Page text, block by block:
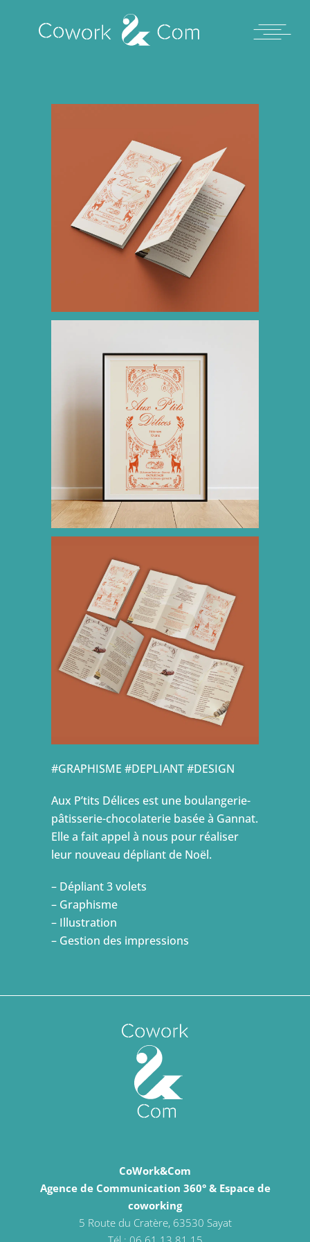
#GRAPHISME #DEPLIANT #DESIGN
Aux P’tits Délices est une boulangerie-
pâtisserie-chocolaterie basée à Gannat.
Elle a fait appel à nous pour réaliser
leur nouveau dépliant de Noël.
– Dépliant 3 volets
– Graphisme
– Illustration
– Gestion des impressions
CoWork&Com
Agence de Communication 360° & Espace de
coworking
5 Route du Cratère, 63530 Sayat